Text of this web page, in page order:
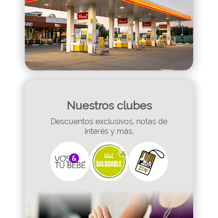
Nuestros clubes
Descuentos exclusivos, notas de
interés y más.